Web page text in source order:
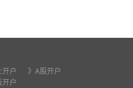
户
》A股开户
户